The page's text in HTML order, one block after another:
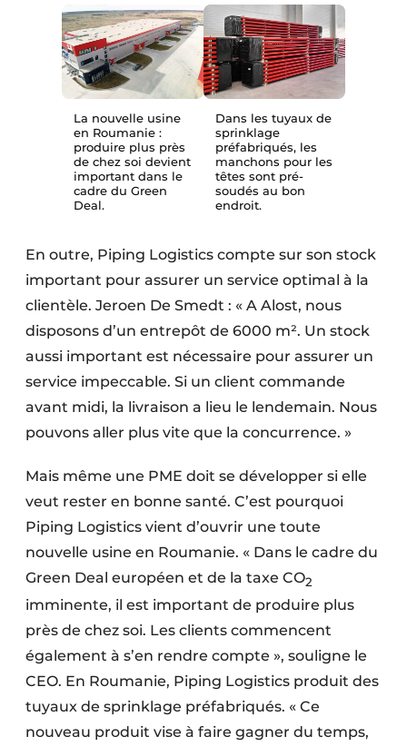
La nouvelle usine
en Roumanie :
produire plus près
de chez soi devient
important dans le
cadre du Green
Deal.
Dans les tuyaux de
sprinklage
préfabriqués, les
manchons pour les
têtes sont pré-
soudés au bon
endroit.
En outre, Piping Logistics compte sur son stock
important pour assurer un service optimal à la
clientèle. Jeroen De Smedt : « A Alost, nous
disposons d’un entrepôt de 6000 m². Un stock
aussi important est nécessaire pour assurer un
service impeccable. Si un client commande
avant midi, la livraison a lieu le lendemain. Nous
pouvons aller plus vite que la concurrence. »
Mais même une PME doit se développer si elle
veut rester en bonne santé. C’est pourquoi
Piping Logistics vient d’ouvrir une toute
nouvelle usine en Roumanie. « Dans le cadre du
Green Deal européen et de la taxe CO2
imminente, il est important de produire plus
près de chez soi. Les clients commencent
également à s’en rendre compte », souligne le
CEO. En Roumanie, Piping Logistics produit des
tuyaux de sprinklage préfabriqués. « Ce
nouveau produit vise à faire gagner du temps,